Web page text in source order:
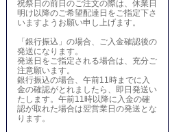
祝祭日の前日のご注文の際は、休業日
明け以降のご希望配達日をご指定下さ
いますようお願い申し上げます。
「銀行振込」の場合、ご入金確認後の
発送になります。
発送日をご指定される場合は、充分ご
注意願います。
銀行振込の場合、午前11時までに入
金の確認がとれましたら、即日発送い
たします。午前11時以降に入金の確
認が取れた場合は翌営業日の発送とな
ります。